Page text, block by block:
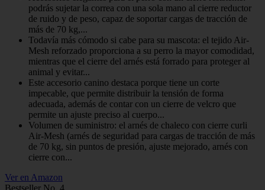
podrás sujetar la correa con una sola mano al cierre reductor
de ruido y de peso, capaz de soportar cargas de tracción de
más de 70 kg,...
Todavía más cómodo si cabe para su mascota: el tejido Air-
Mesh reforzado proporciona a su perro la mayor comodidad,
mientras que el cierre del arnés está forrado para proteger al
animal y evitar...
Este accesorio canino destaca porque tiene un corte
impecable, que permite distribuir la tensión de forma
adecuada, además de contar con un cierre de velcro que
permite un ajuste preciso al cuerpo...
Volumen de suministro: el arnés de chaleco con cierre curli
Air-Mesh (arnés de seguridad para cargas de tracción de más
de 70 kg, sin puntos de presión, ajuste mejorado, arnés con
cierre con...
Ver en Amazon
Bestseller No. 4